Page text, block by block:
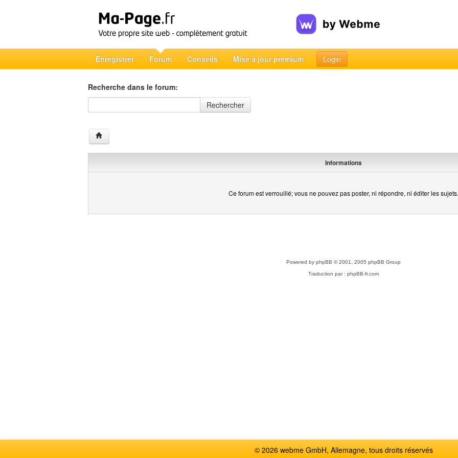
Enregistrer Forum Conseils Mise à jour premium Login
Recherche dans le forum:
Recherche dans le forum
Rechercher
Informations
Ce forum est verrouillé; vous ne pouvez pas poster, ni répondre, ni éditer les sujets.
Powered by phpBB © 2001, 2005 phpBB Group
Traduction par : phpBB-fr.com
© 2026 webme GmbH, Allemagne, tous droits réservés